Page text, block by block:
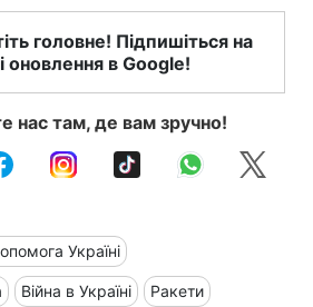
головне! Підпишіться на
оновлення в Google!
нас там, де вам зручно!
Україні
Війна в Україні Ракети